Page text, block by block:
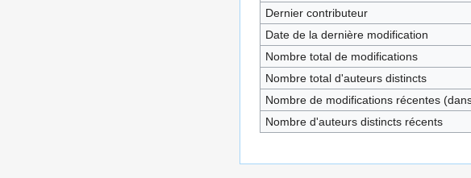
Dernier contributeur
Date de la dernière modification
Nombre total de modifications
Nombre total d'auteurs distincts
Nombre de modifications récentes
Nombre d'auteurs distincts récents